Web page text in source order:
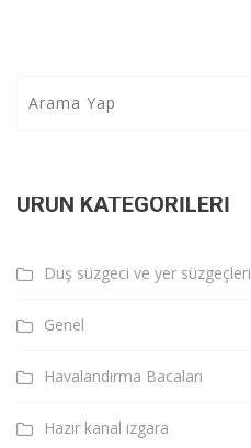
ÜRÜN KATEGORILERI
Duş süzgeci ve yer süzgeçleri
Genel
Havalandırma Bacaları
Hazır kanal ızgara